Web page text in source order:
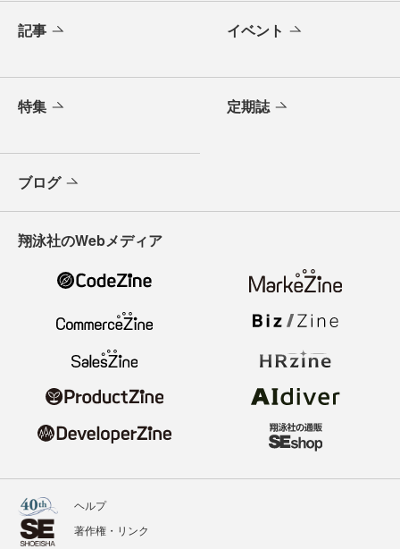
記事 イベント
特集 定期誌
ブログ
翔泳社のWebメディア
ヘルプ
著作権・リンク